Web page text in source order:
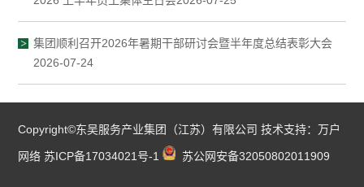
集团顺利召开2026年暑期干部研讨会暨半年度总结表彰大会
2026-07-24
Copyright©东吴服务产业集团（江苏）有限公司 技术支持：万户
网络 苏ICP备17034021号-1 苏公网安备32050802011909